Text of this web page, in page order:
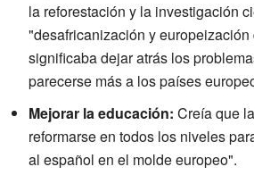
la reforestación y la investigación
"desafricanización y
significaba dejar atrás los
parecerse más a los países
Mejorar la educación: Creía que
reformarse en todos los niveles
al español en el molde europeo".